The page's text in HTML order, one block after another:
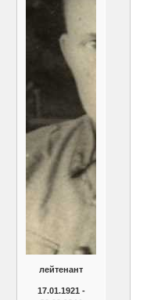
лейтенант
17.01.1921 -